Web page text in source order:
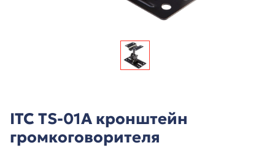
ITC TS-01A кронштейн
громкоговорителя